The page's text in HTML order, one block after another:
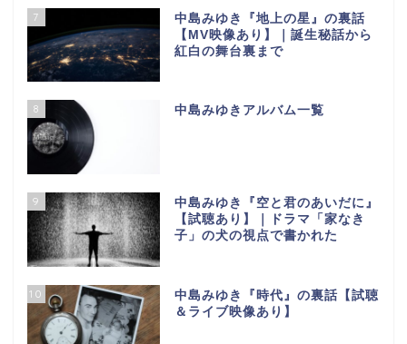
7
中島みゆき『地上の星』の裏話
【МV映像あり】｜誕生秘話から
紅白の舞台裏まで
8 中島みゆきアルバム一覧
9
中島みゆき『空と君のあいだに』
【試聴あり】｜ドラマ「家なき
子」の犬の視点で書かれた
10
中島みゆき『時代』の裏話【試聴
＆ライブ映像あり】